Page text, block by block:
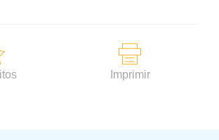
Imprimir